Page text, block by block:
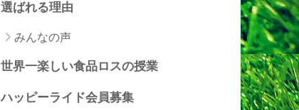
選ばれる理由
みんなの声
世界一楽しい食品ロスの授業
ハッピーライド会員募集